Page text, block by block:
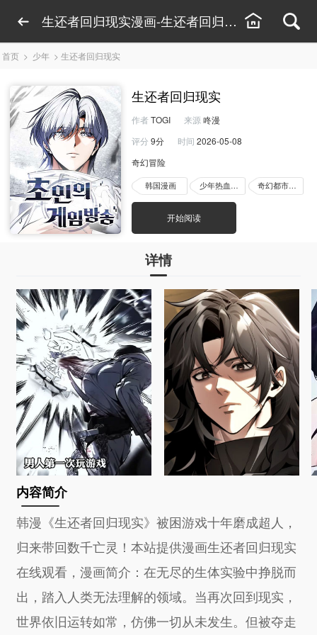
生还者回归现实漫画-生还者回归现实漫画完整
首页 > 少年 > 生还者回归现实
生还者回归现实
作者 TOGI 来源 咚漫
评分 9分 时间 2026-05-08
奇幻冒险
韩国漫画 少年热血漫画 奇幻都市漫画
开始阅读
详情
内容简介
韩漫《生还者回归现实》被困游戏十年磨成超人，
归来带回数千亡灵！本站提供漫画生还者回归现实
在线观看，漫画简介：在无尽的生体实验中挣脱而
出，踏入人类无法理解的领域。当再次回到现实，
世界依旧运转如常，仿佛一切从未发生。但被夺走